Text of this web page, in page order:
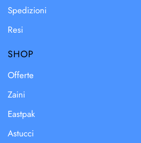
Spedizioni
Resi
SHOP
Offerte
Zaini
Eastpak
Astucci